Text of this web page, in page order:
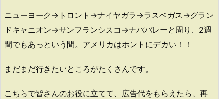
ニューヨーク→トロント→ナイヤガラ→ラスベガス→グラン
ドキャニオン→サンフランシスコ→ナパバレーと周り、2週
間でもあっという間。アメリカはホントにデカい！！
まだまだ行きたいところがたくさんです。
こちらで皆さんのお役に立てて、広告代をもらえたら、再